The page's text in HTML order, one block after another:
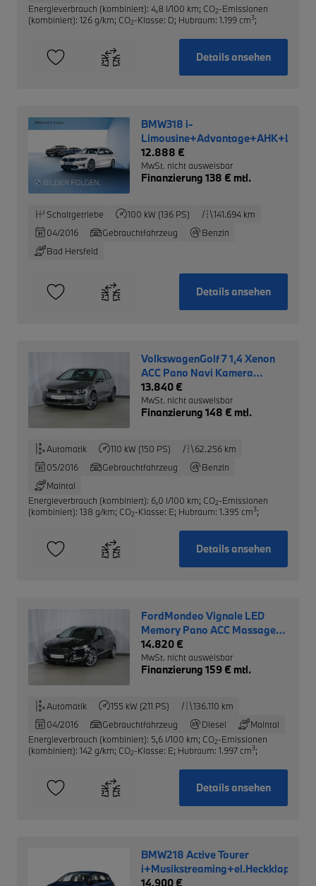
Energieverbrauch (kombiniert): 4,8 l/100 km; CO2-Emissionen
(kombiniert): 126 g/km; CO2-Klasse: D; Hubraum: 1.199 cm3;
Details ansehen
BMW318 i-
12.888 €
MwSt. nicht ausweisbar
Finanzierung 138 € mtl.
Schaltgetriebe 100 kW (136 PS)
141.694 km
04/2016
Gebrauchtfahrzeug
Benzin
Bad Hersfeld
Details ansehen
VolkswagenGolf 7 1,4 Xenon
ACC Pano Navi Kamera
Parkassist.
13.840 €
MwSt. nicht ausweisbar
Finanzierung 148 € mtl.
Automatik 110 kW (150 PS)
62.256 km
05/2016
Gebrauchtfahrzeug
Benzin
Maintal
Energieverbrauch (kombiniert): 6,0 l/100 km; CO2-Emissionen
(kombiniert): 138 g/km; CO2-Klasse: E; Hubraum: 1.395 cm3;
Details ansehen
FordMondeo Vignale LED
Memory Pano ACC Massage
Kamera
14.820 €
MwSt. nicht ausweisbar
Finanzierung 159 € mtl.
Automatik 155 kW (211 PS)
136.110 km
04/2016
Gebrauchtfahrzeug Diesel
Maintal
Energieverbrauch (kombiniert): 5,6 l/100 km; CO2-Emissionen
(kombiniert): 142 g/km; CO2-Klasse: E; Hubraum: 1.997 cm3;
Details ansehen
BMW218 Active Tourer
i+Musikstreaming+el.Heckklappe
14.900 €